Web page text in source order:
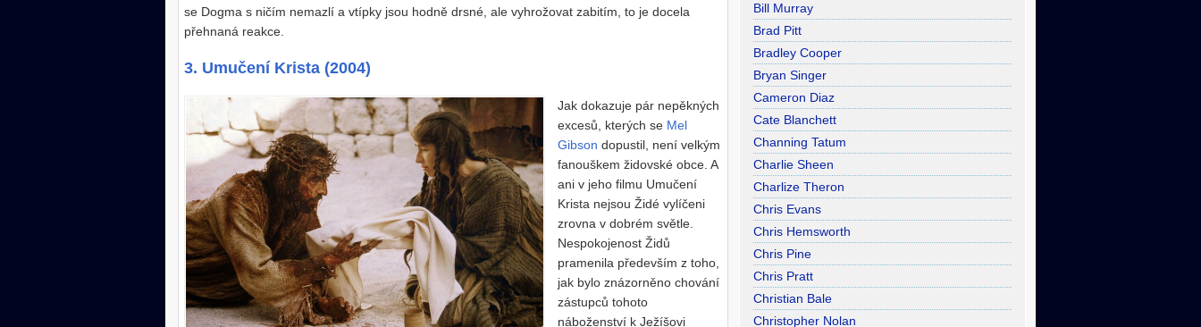
se Dogma s ničím nemazlí a vtípky jsou hodně drsné, ale vyhrožovat zabitím, to je docela
přehnaná reakce.
3. Umučení Krista (2004)
Jak dokazuje pár nepěkných
excesů, kterých se Mel
Gibson dopustil, není velkým
fanouškem židovské obce. A
ani v jeho filmu Umučení
Krista nejsou Židé vylíčeni
zrovna v dobrém světle.
Nespokojenost Židů
pramenila především z toho,
jak bylo znázorněno chování
zástupců tohoto
náboženství k Ježíšovi
Bill Murray
Brad Pitt
Bradley Cooper
Bryan Singer
Cameron Diaz
Cate Blanchett
Channing Tatum
Charlie Sheen
Charlize Theron
Chris Evans
Chris Hemsworth
Chris Pine
Chris Pratt
Christian Bale
Christopher Nolan